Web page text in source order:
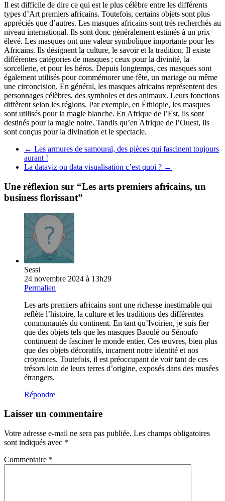
Il est difficile de dire ce qui est le plus célèbre entre les différents
types d’Art premiers africains. Toutefois, certains objets sont plus
appréciés que d’autres. Les masques africains sont très recherchés au
niveau international. Ils sont donc généralement estimés à un prix
élevé. Les masques ont une valeur symbolique importante pour les
Africains. Ils désignent la culture, le savoir et la tradition. Il existe
différentes catégories de masques ; ceux pour la divinité, la
sorcellerie, et pour les héros. Depuis longtemps, ces masques sont
également utilisés pour commémorer une fête, un mariage ou même
une circoncision. En général, les masques africains représentent des
personnages célèbres, des symboles et des animaux. Leurs fonctions
diffèrent selon les régions. Par exemple, en Éthiopie, les masques
sont utilisés pour la magie blanche. En Afrique de l’Est, ils sont
destinés pour la magie noire. Tandis qu’en Afrique de l’Ouest, ils
sont conçus pour la divination et le spectacle.
← Les armures de samouraï, des pièces qui fascinent toujours
aurant !
La dataviz ou data visualisation c’est quoi ? →
Une réflexion sur “Les arts premiers africains, un
business florissant”
Sessi
24 novembre 2024 à 13h29
Permalien
Les arts premiers africains sont une richesse inestimable qui
reflète l’histoire, la culture et les traditions des différentes
communautés du continent. En tant qu’Ivoirien, je suis fier
que des objets tels que les masques Baoulé ou Sénoufo
continuent de fasciner le monde entier. Ces œuvres, bien plus
que des objets décoratifs, incarnent notre identité et nos
croyances. Toutefois, il est préoccupant de voir tant de ces
trésors loin de leurs terres d’origine, exposés dans des musées
étrangers.
Répondre
Laisser un commentaire
Votre adresse e-mail ne sera pas publiée. Les champs obligatoires
sont indiqués avec *
Commentaire *